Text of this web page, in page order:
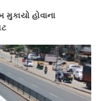
હોવાના